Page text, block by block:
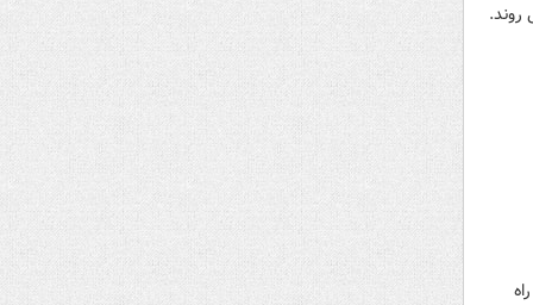
راه